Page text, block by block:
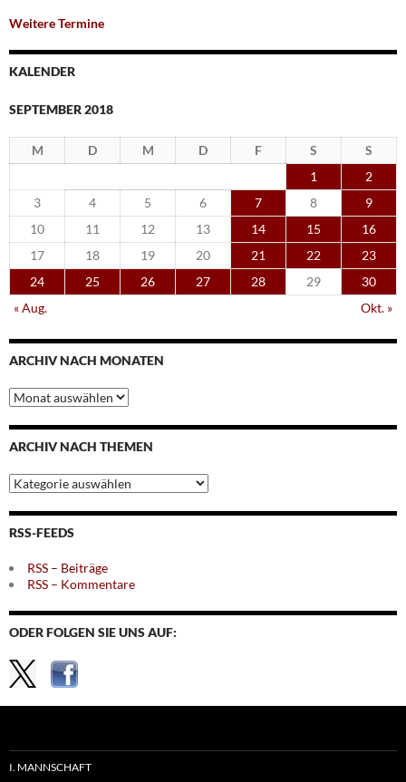
Weitere Termine
KALENDER
SEPTEMBER 2018
M D M D F S
S
1
2
3
4 5 6 7 8
9
10
11 12 13 14 15
16
17
18 19 20 21 22
23
24
25 26 27 28 29
30
« Aug.
Okt. »
ARCHIV NACH MONATEN
Archiv
nach
Monaten
ARCHIV NACH THEMEN
Archiv
nach
Themen
RSS-FEEDS
RSS – Beiträge
RSS – Kommentare
ODER FOLGEN SIE UNS AUF:
I. MANNSCHAFT